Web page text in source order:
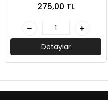
Çıkması Muhtemel
275,00 TL
Detaylar